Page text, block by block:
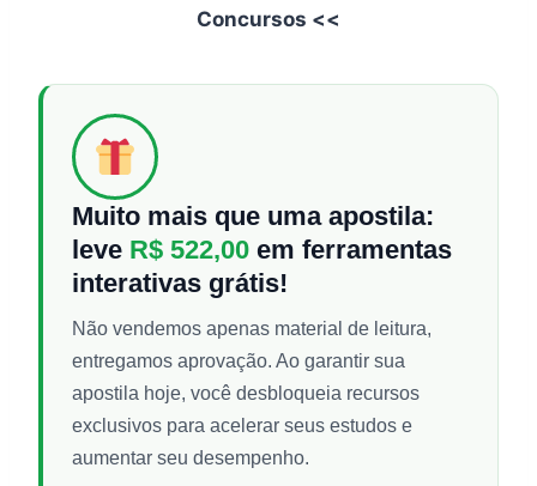
Concursos <<
Muito mais que uma apostila:
leve R$ 522,00 em ferramentas
interativas grátis!
Não vendemos apenas material de leitura,
entregamos aprovação. Ao garantir sua
apostila hoje, você desbloqueia recursos
exclusivos para acelerar seus estudos e
aumentar seu desempenho.